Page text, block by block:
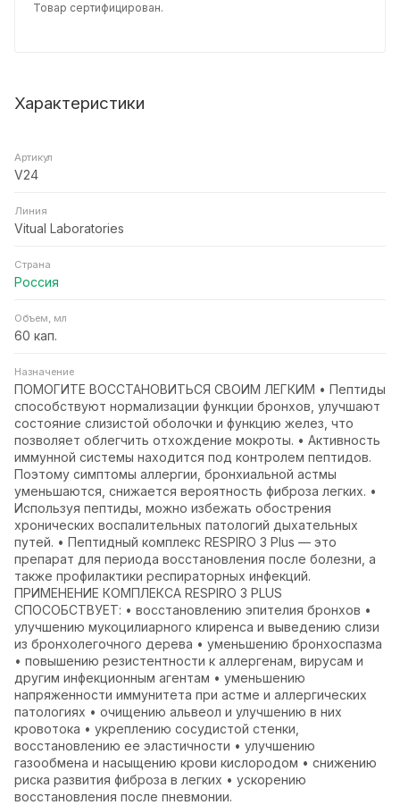
Товар сертифицирован.
Характеристики
Артикул
V24
Линия
Vitual Laboratories
Страна
Россия
Объем, мл
60 кап.
Назначение
ПОМОГИТЕ ВОССТАНОВИТЬСЯ СВОИМ ЛЕГКИМ • Пептиды
способствуют нормализации функции бронхов, улучшают
состояние слизистой оболочки и функцию желез, что
позволяет облегчить отхождение мокроты. • Активность
иммунной системы находится под контролем пептидов.
Поэтому симптомы аллергии, бронхиальной астмы
уменьшаются, снижается вероятность фиброза легких. •
Используя пептиды, можно избежать обострения
хронических воспалительных патологий дыхательных
путей. • Пептидный комплекс RESPIRO 3 Plus — это
препарат для периода восстановления после болезни, а
также профилактики респираторных инфекций.
ПРИМЕНЕНИЕ КОМПЛЕКСА RESPIRO 3 PLUS
СПОСОБСТВУЕТ: • восстановлению эпителия бронхов •
улучшению мукоцилиарного клиренса и выведению слизи
из бронхолегочного дерева • уменьшению бронхоспазма
• повышению резистентности к аллергенам, вирусам и
другим инфекционным агентам • уменьшению
напряженности иммунитета при астме и аллергических
патологиях • очищению альвеол и улучшению в них
кровотока • укреплению сосудистой стенки,
восстановлению ее эластичности • улучшению
газообмена и насыщению крови кислородом • снижению
риска развития фиброза в легких • ускорению
восстановления после пневмонии.